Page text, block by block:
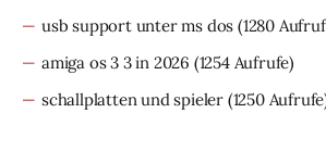
usb support unter ms dos (1280
amiga os 3 3 in 2026 (1254 Aufrufe)
schallplatten und spieler (1250